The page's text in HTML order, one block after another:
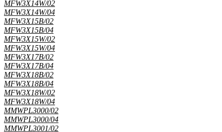
MFW3X14W/02
MFW3X14W/04
MFW3X15B/02
MFW3X15B/04
MFW3X15W/02
MFW3X15W/04
MFW3X17B/02
MFW3X17B/04
MFW3X18B/02
MFW3X18B/04
MFW3X18W/02
MFW3X18W/04
MMWPL3000/02
MMWPL3000/04
MMWPL3001/02